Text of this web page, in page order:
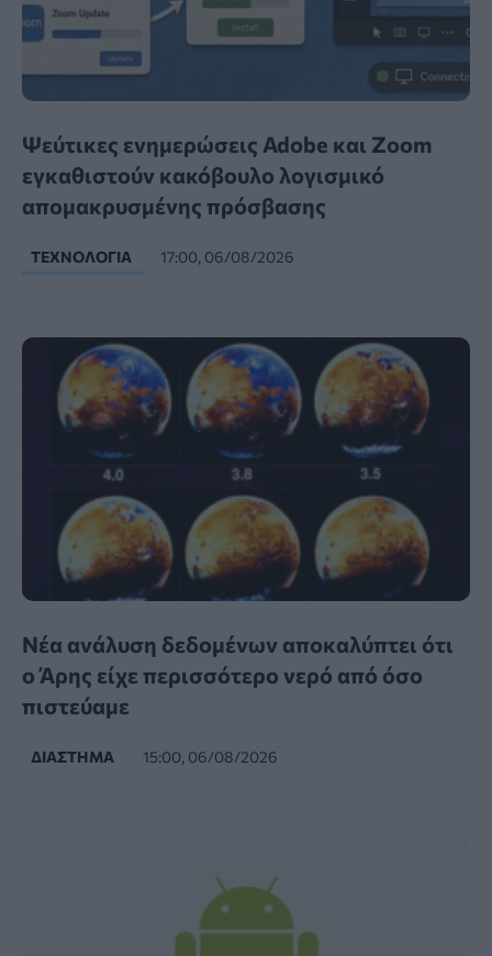
Ψεύτικες ενημερώσεις Adobe και Zoom
εγκαθιστούν κακόβουλο λογισμικό
απομακρυσμένης πρόσβασης
ΤΕΧΝΟΛΟΓΊΑ 17:00, 06/08/2026
Νέα ανάλυση δεδομένων αποκαλύπτει ότι
ο Άρης είχε περισσότερο νερό από όσο
πιστεύαμε
ΔΙΆΣΤΗΜΑ 15:00, 06/08/2026